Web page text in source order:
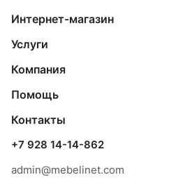
Интернет-магазин
Услуги
Компания
Помощь
Контакты
+7 928 14-14-862
admin@mebelinet.com